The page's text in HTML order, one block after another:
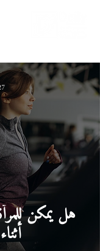
هل يمكن
27